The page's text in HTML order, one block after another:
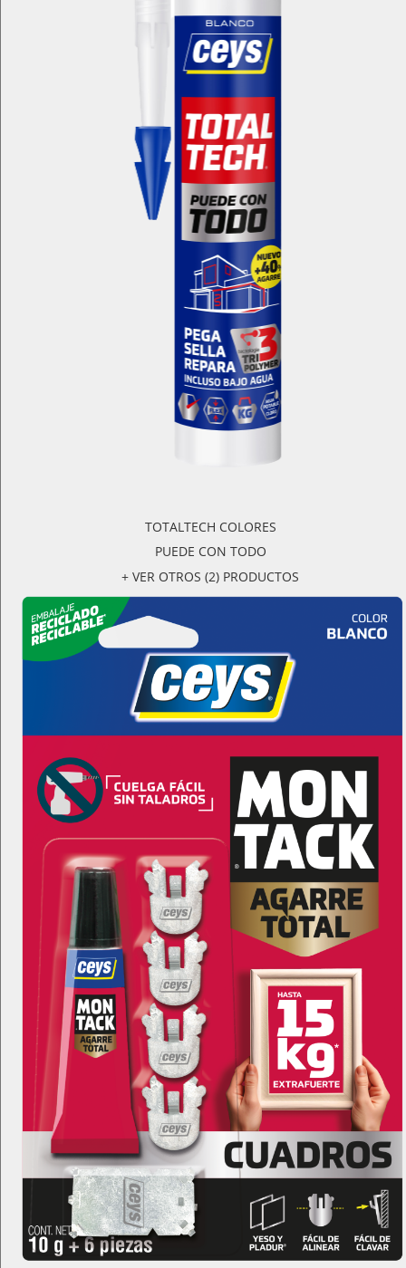
TOTALTECH COLORES
PUEDE CON TODO
+ VER OTROS (2) PRODUCTOS